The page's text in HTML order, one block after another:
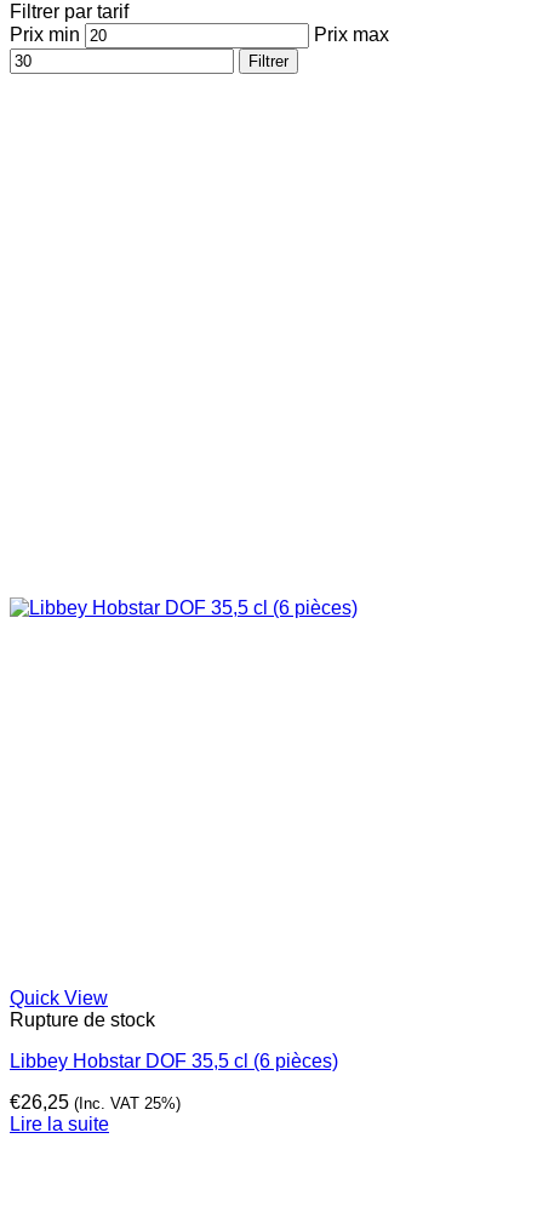
Filtrer par tarif
Prix min
Prix max
Filtrer
Quick View
Rupture de stock
Libbey Hobstar DOF 35,5 cl (6 pièces)
€26,25 (Inc. VAT 25%)
Lire la suite